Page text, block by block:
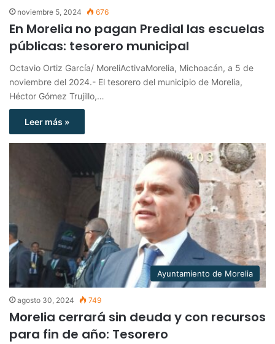
noviembre 5, 2024 676
En Morelia no pagan Predial las escuelas
públicas: tesorero municipal
Octavio Ortiz García/ MoreliActivaMorelia, Michoacán, a 5 de
noviembre del 2024.- El tesorero del municipio de Morelia,
Héctor Gómez Trujillo,…
Leer más »
Ayuntamiento de Morelia
agosto 30, 2024 749
Morelia cerrará sin deuda y con recursos
para fin de año: Tesorero